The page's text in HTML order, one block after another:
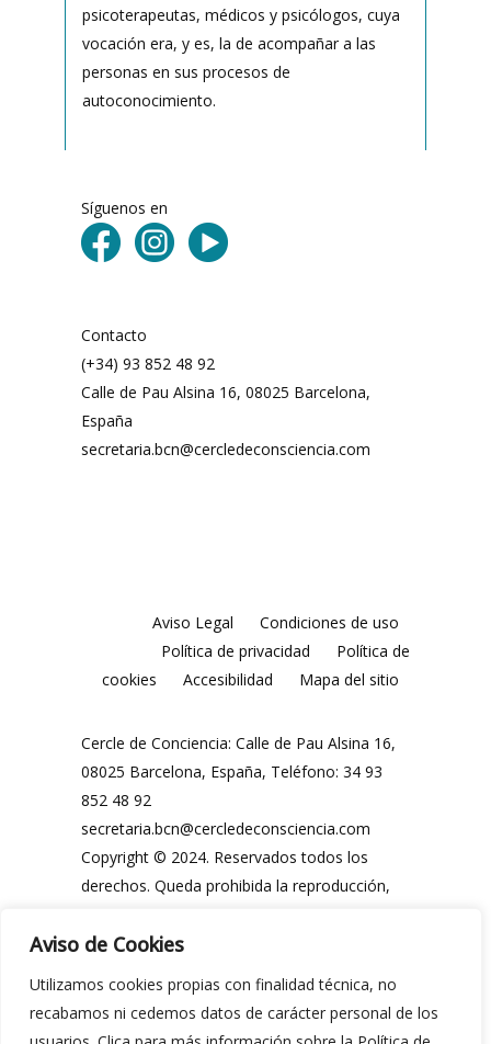
Aviso de Cookies
Utilizamos cookies propias con finalidad técnica, no
recabamos ni cedemos datos de carácter personal de los
psicoterapeutas, médicos y psicólogos, cuya
vocación era, y es, la de acompañar a las
personas en sus procesos de
autoconocimiento.
Síguenos en
Contacto
(+34) 93 852 48 92
Calle de Pau Alsina 16, 08025 Barcelona,
España
secretaria.bcn@cercledeconsciencia.com
Aviso Legal
Condiciones de uso
Política de privacidad
Política de
cookies
Accesibilidad Mapa del sitio
Cercle de Conciencia: Calle de Pau Alsina 16,
08025 Barcelona, España, Teléfono: 34 93
852 48 92
secretaria.bcn@cercledeconsciencia.com
Copyright © 2024. Reservados todos los
derechos. Queda prohibida la reproducción,
utilización, total o parcial, de los contenidos
sin previa y expresa autorización por escrito
del Cercle de Conciencia o de sus legítimos